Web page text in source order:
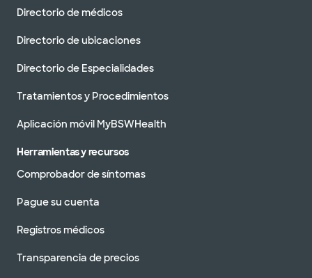
Directorio de médicos
Directorio de ubicaciones
Directorio de Especialidades
Tratamientos y Procedimientos
Aplicación móvil MyBSWHealth
Herramientas y recursos
Comprobador de síntomas
Pague su cuenta
Registros médicos
Transparencia de precios